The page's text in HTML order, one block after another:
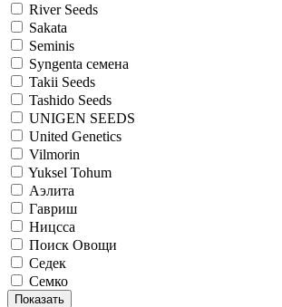
River Seeds
Sakata
Seminis
Syngenta семена
Takii Seeds
Tashido Seeds
UNIGEN SEEDS
United Genetics
Vilmorin
Yuksel Tohum
Аэлита
Гавриш
Ницсса
Поиск Овощи
Седек
Семко
Показать